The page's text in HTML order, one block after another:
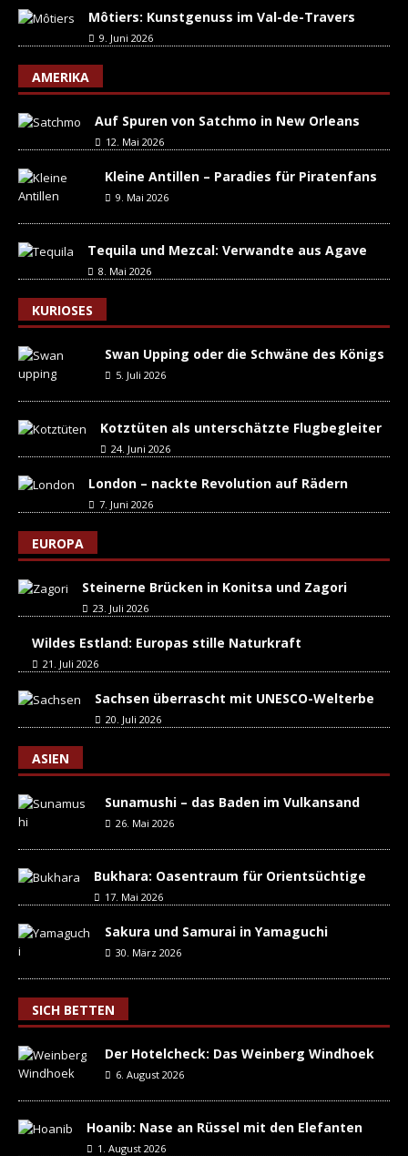
Môtiers: Kunstgenuss im Val-de-Travers
9. Juni 2026
AMERIKA
Auf Spuren von Satchmo in New Orleans
12. Mai 2026
Kleine Antillen – Paradies für Piratenfans
9. Mai 2026
Tequila und Mezcal: Verwandte aus Agave
8. Mai 2026
KURIOSES
Swan Upping oder die Schwäne des Königs
5. Juli 2026
Kotztüten als unterschätzte Flugbegleiter
24. Juni 2026
London – nackte Revolution auf Rädern
7. Juni 2026
EUROPA
Steinerne Brücken in Konitsa und Zagori
23. Juli 2026
Wildes Estland: Europas stille Naturkraft
21. Juli 2026
Sachsen überrascht mit UNESCO-Welterbe
20. Juli 2026
ASIEN
Sunamushi – das Baden im Vulkansand
26. Mai 2026
Bukhara: Oasentraum für Orientsüchtige
17. Mai 2026
Sakura und Samurai in Yamaguchi
30. März 2026
SICH BETTEN
Der Hotelcheck: Das Weinberg Windhoek
6. August 2026
Hoanib: Nase an Rüssel mit den Elefanten
1. August 2026